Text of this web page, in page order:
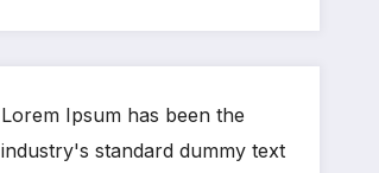
Lorem Ipsum has been the
industry's standard dummy text